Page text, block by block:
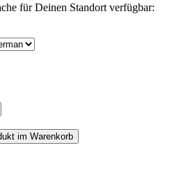
für Deinen Standort verfügbar:
im Warenkorb